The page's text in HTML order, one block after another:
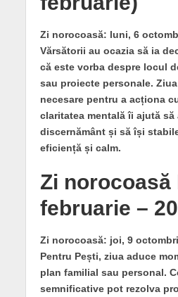
Zi norocoasă: luni, 6
Vărsătorii au ocazia să ia
că este vorba despre locul
sau proiecte personale.
necesare pentru a acționa
claritatea mentală îi ajută să
discernământ și să își
eficiență și calm.
Zi norocoasă
februarie –
Zi norocoasă: joi, 9
Pentru Pești, ziua aduce
plan familial sau personal.
semnificative pot rezolva